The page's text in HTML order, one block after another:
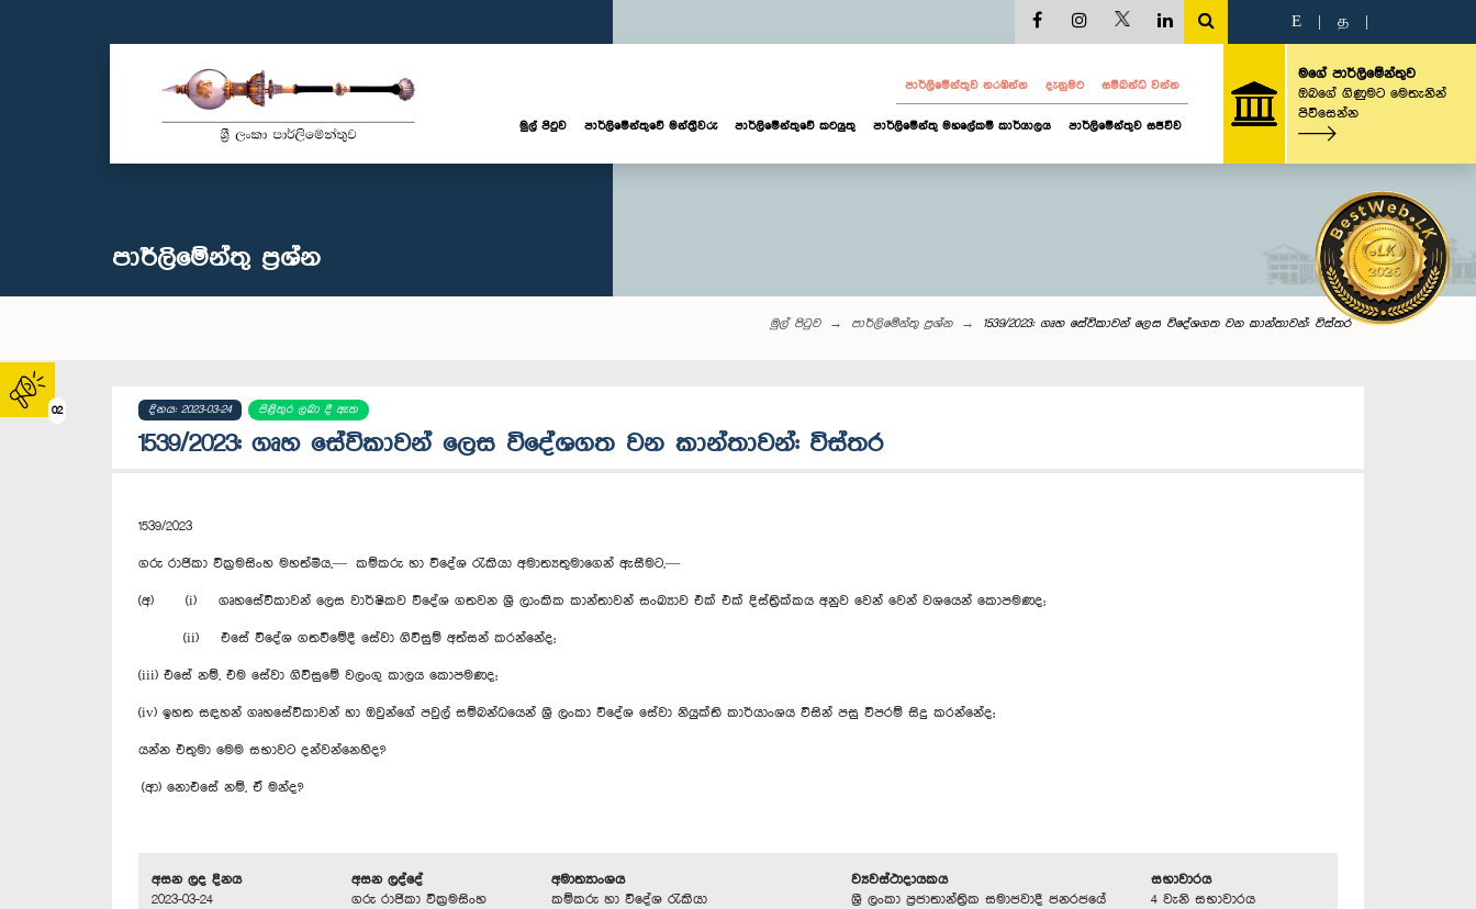
02
E த
පාර්ලි‌මේන්තුව නරඹන්න දැනුමට සම්බන්ධ වන්න
මුල් පිටුව පාර්ලි‌මේන්තුවේ මන්ත්‍රීවරු පාර්ලිමේන්තුවේ කටයුතු පාර්ලිමේන්තු මහලේකම් කාර්යාලය පාර්ලිමේන්තුව සජීවීව
මගේ පාර්ලිමේන්තුව
ඔබගේ ගිණුමට මෙතැනින්
පිවිසෙන්න
පාර්ලි‌මේන්තු‌ ප්‍රශ්න
මුල් පිටුව පාර්ලි‌මේන්තු‌ ප්‍රශ්න 1539/2023: ගෘහ සේවිකාවන් ලෙස විදේශගත වන කාන්තාවන්: විස්තර
දිනය: 2023-03-24 පිළිතුර ලබා දී ඇත
1539/2023: ගෘහ සේවිකාවන් ලෙස විදේශගත වන කාන්තාවන්: විස්තර
1539/2023
ගරු රාජිකා වික්‍රමසිංහ මහත්මිය,— කම්කරු හා විදේශ රැකියා අමාත්‍යතුමාගෙන් ඇසීමට,—
(අ) (i) ගෘහසේවිකාවන් ලෙස වාර්ෂිකව විදේශ ගතවන ශ්‍රී ලාංකික කාන්තාවන් සංඛ්‍යාව එක් එක් දිස්ත්‍රික්කය අනුව වෙන් වෙන් වශයෙන් කොපමණද;
(ii) එසේ විදේශ ගතවීමේදී සේවා ගිවිසුම් අත්සන් කරන්නේද;
(iii) එසේ නම්, එම සේවා ගිවිසුමේ වලංගු කාලය කොපමණද;
(iv) ඉහත සඳහන් ගෘහසේවිකාවන් හා ඔවුන්ගේ පවුල් සම්බන්ධයෙන් ශ්‍රී ලංකා විදේශ සේවා නියුක්ති කාර්යාංශය විසින් පසු විපරම් සිදු කරන්නේද;
යන්න එතුමා මෙම සභාවට දන්වන්නෙහිද?
(ආ) නොඑසේ නම්, ඒ මන්ද?
අසන ලද දිනය
2023-03-24
අසන ලද්දේ
ගරු රාජිකා වික්‍රමසිංහ
අමාත්‍යාංශය
කම්කරු හා විදේශ රැකියා
ව්‍යවස්ථාදායකය
ශ්‍රී ලංකා ප්‍රජාතාන්ත්‍රික සමාජවාදී ජනරජයේ
සභාවාරය
4 වැනි සභාවාරය